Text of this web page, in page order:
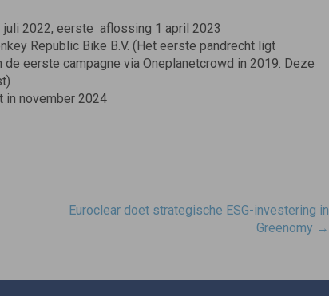
2022, eerste aflossing 1 april 2023
Republic Bike B.V. (Het eerste pandrecht ligt
eerste campagne via Oneplanetcrowd in 2019. Deze
in november 2024
Euroclear doet strategische ESG-investering in
Greenomy →